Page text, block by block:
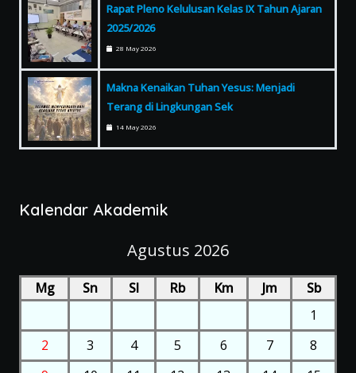
Rapat Pleno Kelulusan Kelas IX Tahun Ajaran
2025/2026
28 May 2026
Makna Kenaikan Tuhan Yesus: Menjadi
Terang di Lingkungan Sek
14 May 2026
Kalendar Akademik
Agustus 2026
Mg Sn Sl Rb Km Jm
Sb
1
2
3 4 5 6 7
8